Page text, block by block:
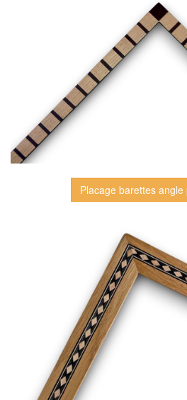
Placage barettes angle